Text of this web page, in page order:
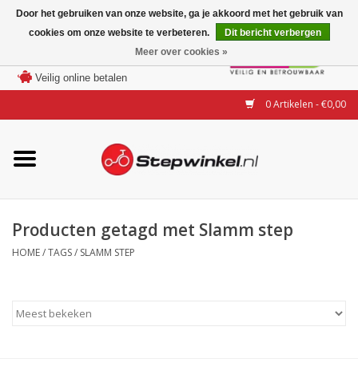
Veilig online betalen
0 Artikelen - €0,00
Merken
Modellen
Accessoires
Steps huren of uitproberen
Producten getagd met Slamm step
HOME/TAGS/ SLAMM STEP
Door het gebruiken van onze website, ga je akkoord met het gebruik van
cookies om onze website te verbeteren.
Dit bericht verbergen
Meer over cookies »